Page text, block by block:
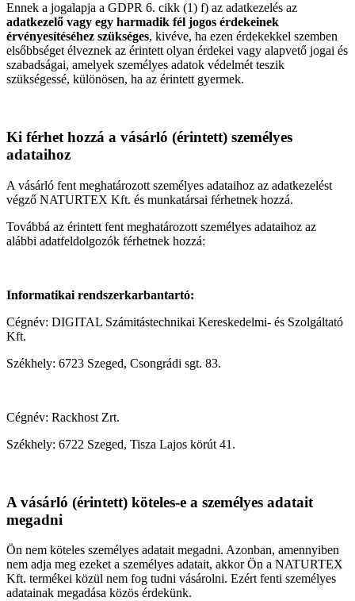
Ennek a jogalapja a GDPR 6. cikk (1) f) az adatkezelés az
adatkezelő vagy egy harmadik fél jogos érdekeinek
érvényesítéséhez szükséges, kivéve, ha ezen érdekekkel szemben
elsőbbséget élveznek az érintett olyan érdekei vagy alapvető jogai és
szabadságai, amelyek személyes adatok védelmét teszik
szükségessé, különösen, ha az érintett gyermek.
Ki férhet hozzá a vásárló (érintett) személyes
adataihoz
A vásárló fent meghatározott személyes adataihoz az adatkezelést
végző NATURTEX Kft. és munkatársai férhetnek hozzá.
Továbbá az érintett fent meghatározott személyes adataihoz az
alábbi adatfeldolgozók férhetnek hozzá:
Informatikai rendszerkarbantartó:
Cégnév: DIGITAL Számitástechnikai Kereskedelmi- és Szolgáltató
Kft.
Székhely: 6723 Szeged, Csongrádi sgt. 83.
Cégnév: Rackhost Zrt.
Székhely: 6722 Szeged, Tisza Lajos körút 41.
A vásárló (érintett) köteles-e a személyes adatait
megadni
Ön nem köteles személyes adatait megadni. Azonban, amennyiben
nem adja meg ezeket a személyes adatait, akkor Ön a NATURTEX
Kft. termékei közül nem fog tudni vásárolni. Ezért fenti személyes
adatainak megadása közös érdekünk.